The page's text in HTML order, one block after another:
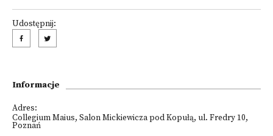
Udostępnij:
Informacje
Adres:
Collegium Maius, Salon Mickiewicza pod Kopułą, ul. Fredry 10,
Poznań